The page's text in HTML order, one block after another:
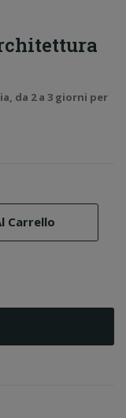
da 2 a 3 giorni per
Carrello